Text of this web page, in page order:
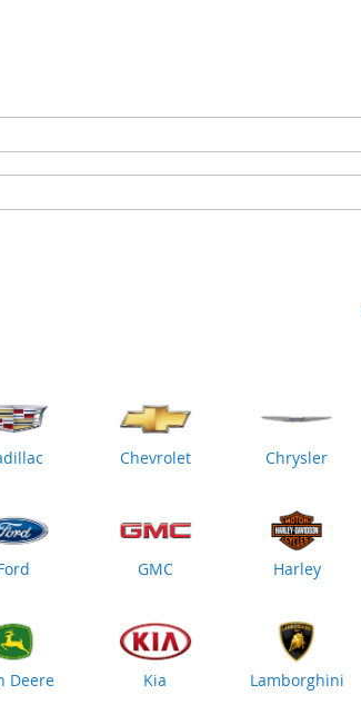
Chevrolet Chrysler
GMC Harley
Deere Kia Lamborghini